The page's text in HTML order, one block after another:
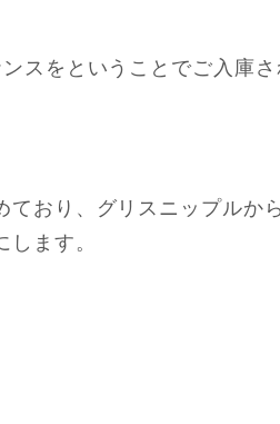
スをということでご入庫さ
ており、グリスニップルか
ます。